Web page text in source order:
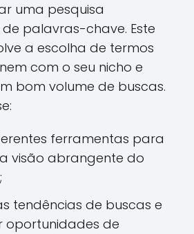
uma pesquisa
palavras-chave. Este
a escolha de termos
com o seu nicho e
bom volume de buscas.
ferramentas para
visão abrangente do
tendências de buscas e
oportunidades de